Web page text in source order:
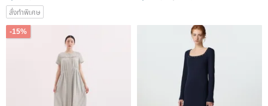
สั่งทำพิเศษ
-15%